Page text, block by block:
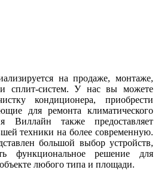
на продаже, монтаже,
сплит-систем. У нас вы можете
кондиционера, приобрести
для ремонта климатического
Виллайн также предоставляет
техники на более современную.
большой выбор устройств,
функциональное решение для
любого типа и площади.